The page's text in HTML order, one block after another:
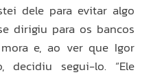
dele para evitar algo
dirigiu para os bancos
e, ao ver que Igor
decidiu segui-lo. “Ele